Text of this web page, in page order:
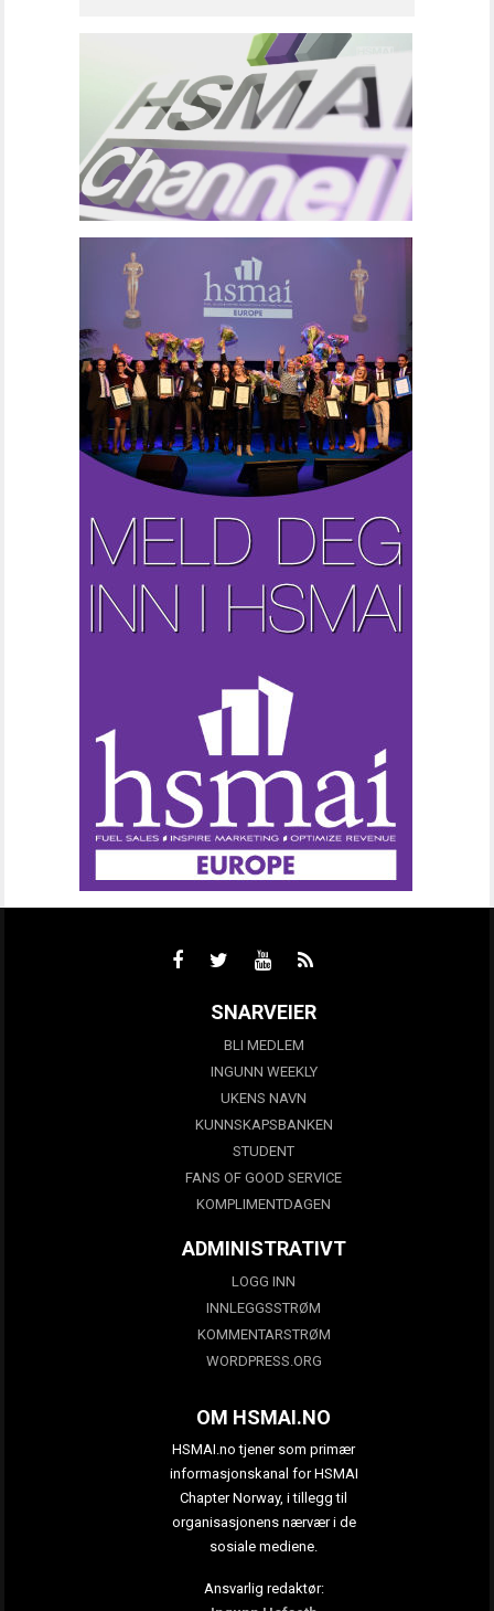
SNARVEIER
BLI MEDLEM
INGUNN WEEKLY
UKENS NAVN
KUNNSKAPSBANKEN
STUDENT
FANS OF GOOD SERVICE
KOMPLIMENTDAGEN
ADMINISTRATIVT
LOGG INN
INNLEGGSSTRØM
KOMMENTARSTRØM
WORDPRESS.ORG
OM HSMAI.NO
HSMAI.no tjener som primær
informasjonskanal for HSMAI
Chapter Norway, i tillegg til
organisasjonens nærvær i de
sosiale mediene.
Ansvarlig redaktør: